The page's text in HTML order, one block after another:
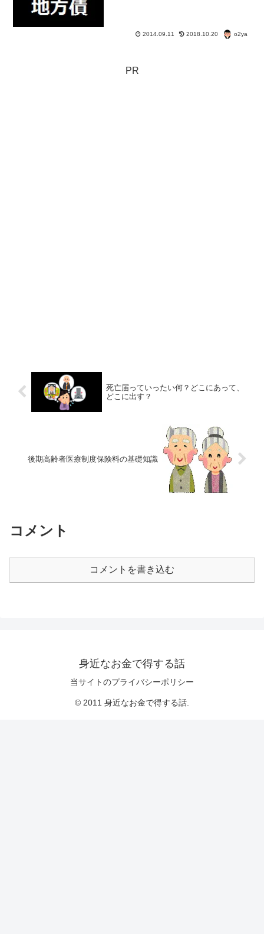
2014.09.11 2018.10.20 o2ya
PR
死亡届っていったい何？どこにあって、
どこに出す？
後期高齢者医療制度保険料の基礎知識
コメント
コメントを書き込む
身近なお金で得する話
当サイトのプライバシーポリシー
© 2011 身近なお金で得する話.